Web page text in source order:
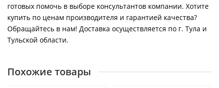
готовых помочь в выборе консультантов компании. Хотите
купить по ценам производителя и гарантией качества?
Обращайтесь в нам! Доставка осуществляется по г. Тула и
Тульской области.
Похожие товары